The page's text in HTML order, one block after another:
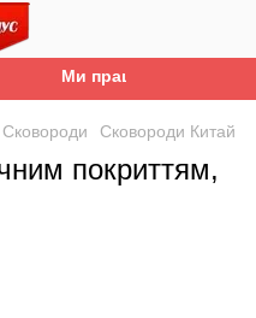
Ми працюємо. Все буде
Сковороди Сковороди Китай
покриттям,